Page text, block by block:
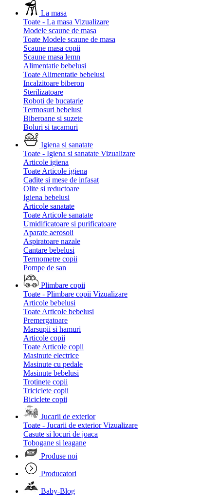
La masa
Toate - La masa Vizualizare
Modele scaune de masa
Toate Modele scaune de masa
Scaune masa copii
Scaune masa lemn
Alimentatie bebelusi
Toate Alimentatie bebelusi
Incalzitoare biberon
Sterilizatoare
Roboti de bucatarie
Termosuri bebelusi
Biberoane si suzete
Boluri si tacamuri
Igiena si sanatate
Toate - Igiena si sanatate Vizualizare
Articole igiena
Toate Articole igiena
Cadite si mese de infasat
Olite si reductoare
Igiena bebelusi
Articole sanatate
Toate Articole sanatate
Umidificatoare si purificatoare
Aparate aerosoli
Aspiratoare nazale
Cantare bebelusi
Termometre copii
Pompe de san
Plimbare copii
Toate - Plimbare copii Vizualizare
Articole bebelusi
Toate Articole bebelusi
Premergatoare
Marsupii si hamuri
Articole copii
Toate Articole copii
Masinute electrice
Masinute cu pedale
Masinute bebelusi
Trotinete copii
Triciclete copii
Biciclete copii
Jucarii de exterior
Toate - Jucarii de exterior Vizualizare
Casute si locuri de joaca
Tobogane si leagane
Produse noi
Producatori
Baby-Blog